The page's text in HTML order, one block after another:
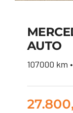
AUTO
107000 km